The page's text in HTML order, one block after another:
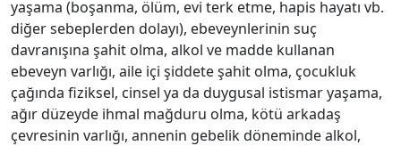
yaşama (boşanma, ölüm, evi terk etme, hapis hayatı vb.
diğer sebeplerden dolayı), ebeveynlerinin suç
davranışına şahit olma, alkol ve madde kullanan
ebeveyn varlığı, aile içi şiddete şahit olma, çocukluk
çağında fiziksel, cinsel ya da duygusal istismar yaşama,
ağır düzeyde ihmal mağduru olma, kötü arkadaş
çevresinin varlığı, annenin gebelik döneminde alkol,